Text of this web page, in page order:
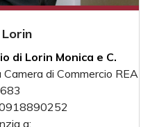
di Lorin Monica e C.
di Commercio REA
a: